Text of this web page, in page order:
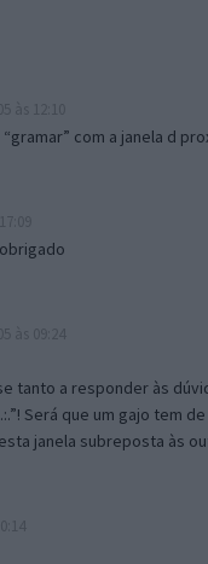
com a janela d
tanto a responder às
Será que um gajo tem
janela subreposta às